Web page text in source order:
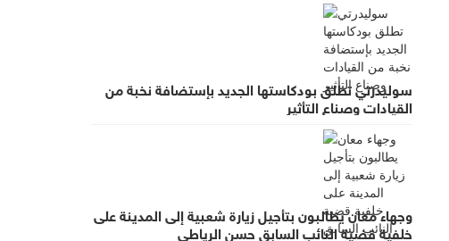
سوليدرتي تطلق بودكاستها الجديد بإستضافة نخبة من
القيادات وصناع التأثير
وجهاء معان يطالبون بتأجيل زيارة شعبية إلى المدينة على
خلفية قضية النائب السابق حسن الرياطي